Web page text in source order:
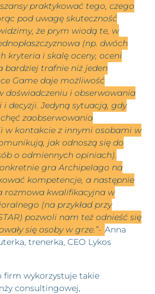
praktykować tego, czego
pod uwagę skuteczność
że prym wiodą te, w
(np. dwóch
kryteria i skalę oceny, oceni
bardziej trafnie niż jeden
Game daje możliwość
doświadczeniu i obserwowania
decyzji. Jedyną sytuacją, gdy
chęć zaobserwowania
w kontakcie z innymi osobami w
jak odnoszą się do
o odmiennych opiniach).
gra Archipelago na
kompetencje, a następnie
rozmowa kwalifikacyjna w
(na przykład przy
pozwoli nam też odnieść się
się osoby w grze.”- Anna
trenerka, CEO Lykos
firm wykorzystuje takie
consultingowej,